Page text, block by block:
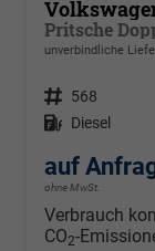
unverbindliche
Fahrzeugnr. 568
Kraftstoff Diesel
auf
ohne MwSt.
Verbrauch
CO2-